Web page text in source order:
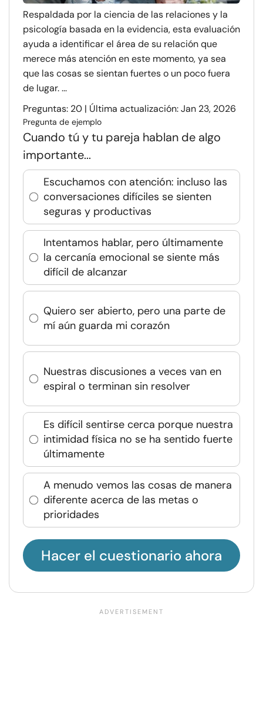
Respaldada por la ciencia de las relaciones y la
psicología basada en la evidencia, esta evaluación
ayuda a identificar el área de su relación que
merece más atención en este momento, ya sea
que las cosas se sientan fuertes o un poco fuera
de lugar. ...
Preguntas: 20 | Última actualización: Jan 23, 2026
Pregunta de ejemplo
Cuando tú y tu pareja hablan de algo
importante...
Escuchamos con atención: incluso las
conversaciones difíciles se sienten
seguras y productivas
Intentamos hablar, pero últimamente
la cercanía emocional se siente más
difícil de alcanzar
Quiero ser abierto, pero una parte de
mí aún guarda mi corazón
Nuestras discusiones a veces van en
espiral o terminan sin resolver
Es difícil sentirse cerca porque nuestra
intimidad física no se ha sentido fuerte
últimamente
A menudo vemos las cosas de manera
diferente acerca de las metas o
prioridades
Hacer el cuestionario ahora